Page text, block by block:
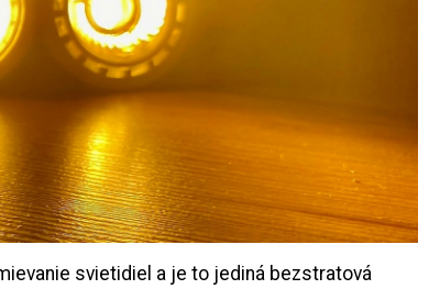
svietidiel a je to jediná bezstratová